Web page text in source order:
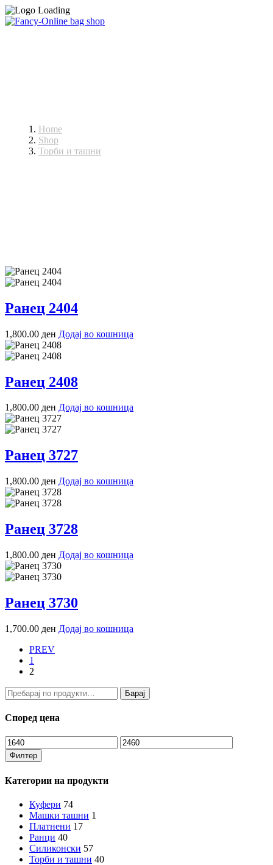
Home
Shop
Торби и ташни
Ранец 2404
1,800.00 ден Додај во кошница
Ранец 2408
1,800.00 ден Додај во кошница
Ранец 3727
1,800.00 ден Додај во кошница
Ранец 3728
1,800.00 ден Додај во кошница
Ранец 3730
1,700.00 ден Додај во кошница
PREV
1
2
Барај
за:
Барај
Според цена
Мин.
цена
Макс.
цена
Филтер
Категории на продукти
Куфери 74
Машки ташни 1
Платнени 17
Ранци 40
Силиконски 57
Торби и ташни 40